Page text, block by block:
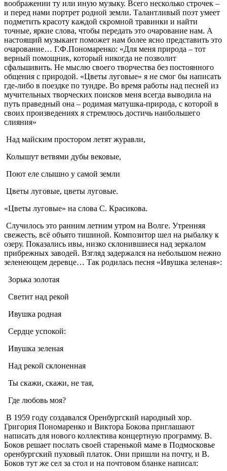
воображении ту или иную музыку. Всего несколько строчек –
и перед нами портрет родной земли. Талантливый поэт умеет
подметить красоту каждой скромной травинки и найти
точные, яркие слова, чтобы передать это очарование нам. А
настоящий музыкант поможет нам более ясно представить это
очарование… Г.Ф.Пономаренко: «Для меня природа – тот
верный помощник, который никогда не позволит
сфальшивить. Не мыслю своего творчества без постоянного
общения с природой. «Цветы луговые» я не смог бы написать
где-либо в поездке по тундре. Во время работы над песней из
мучительных творческих поисков меня всегда выводила на
путь праведный она – родимая матушка-природа, с которой в
своих произведениях я стремлюсь достичь наибольшего
слияния»
Над майским простором летят журавли,
Колышут ветвями дубы вековые,
Поют еле слышно у самой земли
Цветы луговые, цветы луговые.
«Цветы луговые» на слова С. Красикова.
Случилось это ранним летним утром на Волге. Утренняя
свежесть, всё объято тишиной. Композитор шел на рыбалку к
озеру. Показались ивы, низко склонившиеся над зеркалом
прибрежных заводей. Взгляд задержался на небольшом нежно
зеленеющем деревце… Так родилась песня «Ивушка зеленая»:
Зорька золотая
Светит над рекой
Ивушка родная
Сердце успокой:
Ивушка зеленая
Над рекой склоненная
Ты скажи, скажи, не тая,
Где любовь моя?
В 1959 году создавался Оренбургский народный хор.
Григория Пономаренко и Виктора Бокова приглашают
написать для нового коллектива концертную программу. В.
Боков решает послать своей старенькой маме в Подмосковье
оренбургский пуховый платок. Они пришли на почту, и В.
Боков тут же сел за стол и на почтовом бланке написал: